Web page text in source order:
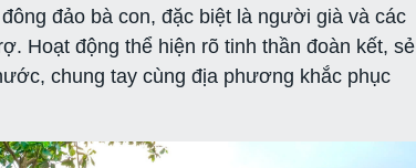
đảo bà con, đặc biệt là người già và các
Hoạt động thể hiện rõ tinh thần đoàn kết, sẻ
chung tay cùng địa phương khắc phục